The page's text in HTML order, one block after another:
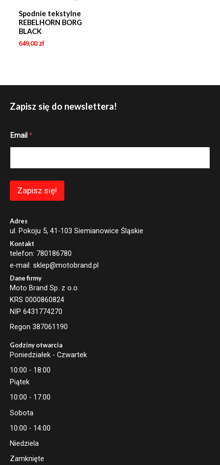
Spodnie tekstylne
REBELHORN BORG
BLACK
649,00 zł
Zapisz się do newslettera!
m
E
l
Email *
Zapisz się!
Adres
ul. Pokoju 5, 41-103 Siemianowice Śląskie
Kontakt
telefon: 780186780
e-mail: sklep@motobrand.pl
Dane firmy
Moto Brand Sp. z o.o.
KRS 0000860824
NIP 6431774270
Regon 387061190
Godziny otwarcia
Poniedziałek - Czwartek
10:00 - 18:00
Piątek
10:00 - 17:00
Sobota
10:00 - 14:00
Niedziela
Zamknięte